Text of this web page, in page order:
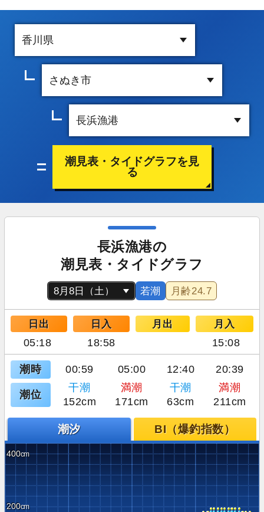
潮見表・タイドグラフを見
る
長浜漁港の
潮見表・タイドグラフ
若潮 月齢24.7
日出 日入 月出 月入
05:18 18:58 15:08
潮時 00:59 05:00 12:40 20:39
潮位
干潮 満潮 干潮
満潮
152cm
171cm 63cm 211cm
潮汐 BI（爆釣指数）
400
200